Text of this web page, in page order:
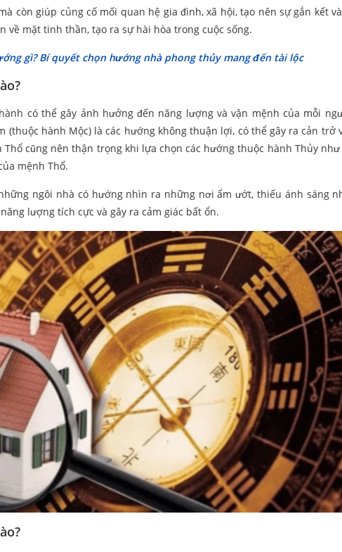
còn giúp củng cố mối quan hệ gia đình, xã hội, tạo nên sự gắn kết
về mặt tinh thần, tạo ra sự hài hòa trong cuộc sống.
gì? Bí quyết chọn hướng nhà phong thủy mang đến tài lộc
có thể gây ảnh hưởng đến năng lượng và vận mệnh của mỗi
(thuộc hành Mộc) là các hướng không thuận lợi, có thể gây ra cản trở
cũng nên thận trọng khi lựa chọn các hướng thuộc hành Thủy như
mệnh Thổ.
ngôi nhà có hướng nhìn ra những nơi ẩm ướt, thiếu ánh sáng
lượng tích cực và gây ra cảm giác bất ổn.